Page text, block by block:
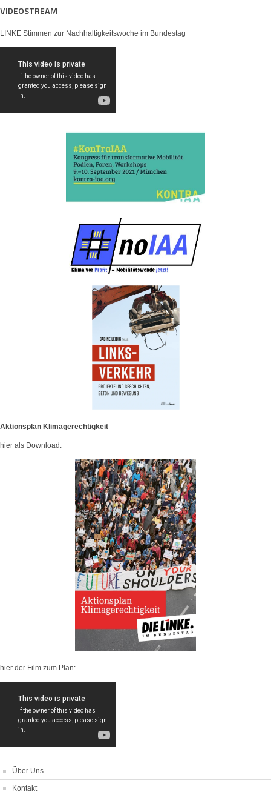
VIDEOSTREAM
LINKE Stimmen zur Nachhaltigkeitswoche im Bundestag
Aktionsplan Klimagerechtigkeit
hier als Download:
hier der Film zum Plan:
Über Uns
Kontakt